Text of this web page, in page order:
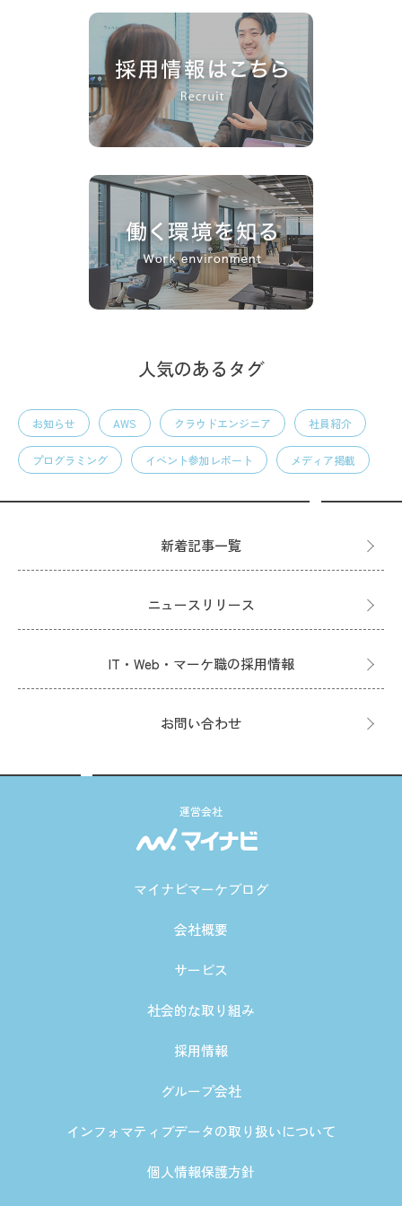
人気のあるタグ
お知らせ AWS クラウドエンジニア 社員紹介
プログラミング イベント参加レポート メディア掲載
新着記事一覧
ニュースリリース
IT・Web・マーケ職の採用情報
お問い合わせ
運営会社
マイナビマーケブログ
会社概要
サービス
社会的な取り組み
採用情報
グループ会社
インフォマティブデータの取り扱いについて
個人情報保護方針